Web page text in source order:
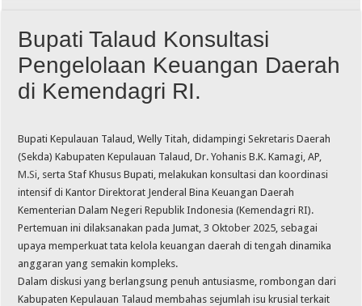
Bupati Talaud Konsultasi
Pengelolaan Keuangan Daerah
di Kemendagri RI.
Bupati Kepulauan Talaud, Welly Titah, didampingi Sekretaris Daerah
(Sekda) Kabupaten Kepulauan Talaud, Dr. Yohanis B.K. Kamagi, AP,
M.Si , serta Staf Khusus Bupati, melakukan konsultasi dan koordinasi
intensif di Kantor Direktorat Jenderal Bina Keuangan Daerah
Kementerian Dalam Negeri Republik Indonesia (Kemendagri RI).
Pertemuan ini dilaksanakan pada Jumat, 3 Oktober 2025, sebagai
upaya memperkuat tata kelola keuangan daerah di tengah dinamika
anggaran yang semakin kompleks.
Dalam diskusi yang berlangsung penuh antusiasme, rombongan dari
Kabupaten Kepulauan Talaud membahas sejumlah isu krusial terkait